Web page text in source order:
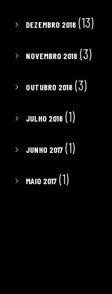
DEZEMBRO 2018(13)
NOVEMBRO 2018(3)
OUTUBRO 2018(3)
JULHO 2018(1)
JUNHO 2017(1)
MAIO 2017(1)